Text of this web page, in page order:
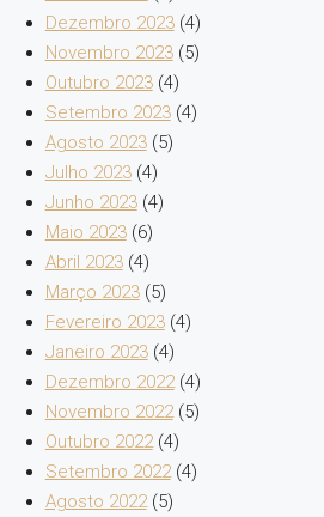
Dezembro 2023(4)
Novembro 2023(5)
Outubro 2023(4)
Setembro 2023(4)
Agosto 2023(5)
Julho 2023(4)
Junho 2023(4)
Maio 2023(6)
Abril 2023(4)
Março 2023(5)
Fevereiro 2023(4)
Janeiro 2023(4)
Dezembro 2022(4)
Novembro 2022(5)
Outubro 2022(4)
Setembro 2022(4)
Agosto 2022(5)